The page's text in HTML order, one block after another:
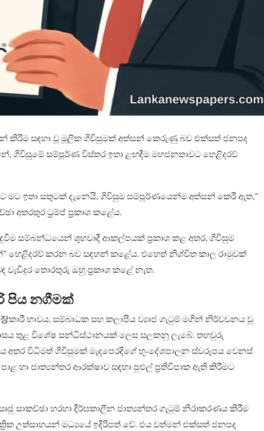
කිරීම සඳහා වූ මූලික ගිවිසුමක් අත්සන් කෙරුණු බව එක්සත් ජනපද
ගිවිසුමේ සම්පූර්ණ විස්තර ඉතා ළඟදීම මහජනතාවට හෙළිදරව්
මට ඉතා සතුටක් දැනෙයි, ගිවිසුම සම්පූර්ණයෙන්ම අත්සන් කෙරී ඇත,"
අතරතුර ට්‍රම්ප් ප්‍රකාශ කළේය.
සම්බන්ධයෙන් ශුභවාදී ආකල්පයක් ප්‍රකාශ කළ අතර, ගිවිසුම
හෙළිදරව් කරන බව සඳහන් කළේය. එහෙත් නිශ්චිත කාල රාමුවක්
තොරතුරු ඔහු ප්‍රකාශ කළේ නැත.
පිය නගීමක්
කාරී භාවය, සම්බාධක සහ කලාපීය ව්‍යාජ ගැටුම් මගින් නිර්වචනය වූ
තුළ විශේෂ සන්ධිස්ථානයක් ලෙස සලකනු ලැබේ. තහවුරු
විධිමත් ගිවිසුමක් මැදපෙරදිගේ භූ-දේශපාලන ස්වරූපය වෙනස්
හා ජාත්‍යන්තර ආරක්ෂාව සඳහා පුළුල් ප්‍රතිවිපාක ඇති කිරීමට
සාකච්ඡා හරහා දීර්ඝකාලීන ජාත්‍යන්තර ගැටුම් නිරාකරණය කිරීම
උත්සාහයන් මධ්‍යයේ ඉදිරිපත් වේ. එය වත්මන් එක්සත් ජනපද